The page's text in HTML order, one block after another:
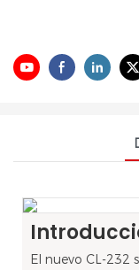
El nuevo CL-232